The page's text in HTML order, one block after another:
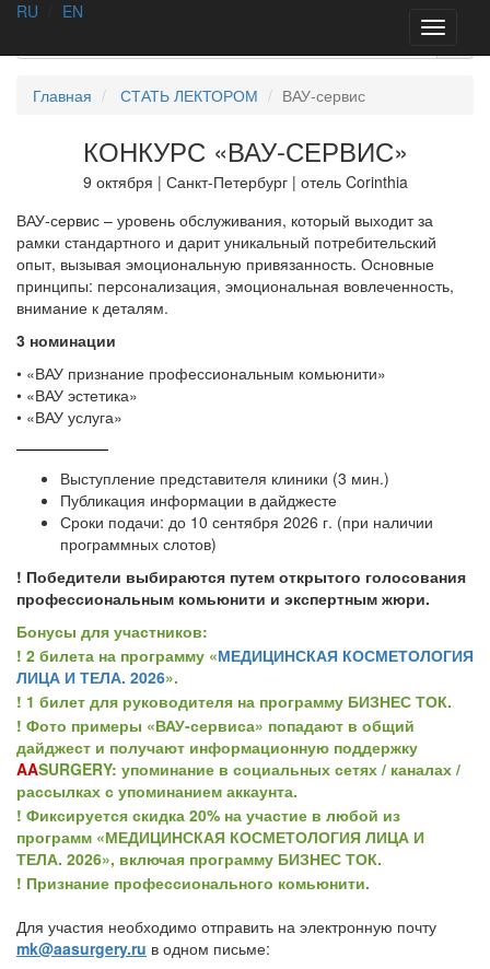
RU
EN
Toggle
Главная СТАТЬ ЛЕКТОРОМ ВАУ-сервис
КОНКУРС «ВАУ-СЕРВИС»
9 октября | Санкт-Петербург | отель Corinthia
ВАУ-сервис – уровень обслуживания, который выходит за
рамки стандартного и дарит уникальный потребительский
опыт, вызывая эмоциональную привязанность. Основные
принципы: персонализация, эмоциональная вовлеченность,
внимание к деталям.
3 номинации
• «ВАУ признание профессиональным комьюнити»
• «ВАУ эстетика»
• «ВАУ услуга»
Выступление представителя клиники (3 мин.)
Публикация информации в дайджесте
Сроки подачи: до 10 сентября 2026 г. (при наличии
программных слотов)
! Победители выбираются путем открытого голосования
профессиональным комьюнити и экспертным жюри.
Бонусы для участников:
! 2 билета на программу «МЕДИЦИНСКАЯ КОСМЕТОЛОГИЯ
ЛИЦА И ТЕЛА. 2026».
! 1 билет для руководителя на программу БИЗНЕС ТОК.
! Фото примеры «ВАУ-сервиса» попадают в общий
дайджест и получают информационную поддержку
AASURGERY: упоминание в социальных сетях / каналах /
рассылках с упоминанием аккаунта.
! Фиксируется скидка 20% на участие в любой из
программ «МЕДИЦИНСКАЯ КОСМЕТОЛОГИЯ ЛИЦА И
ТЕЛА. 2026», включая программу БИЗНЕС ТОК.
! Признание профессионального комьюнити.
Для участия необходимо отправить на электронную почту
mk@aasurgery.ru в одном письме: